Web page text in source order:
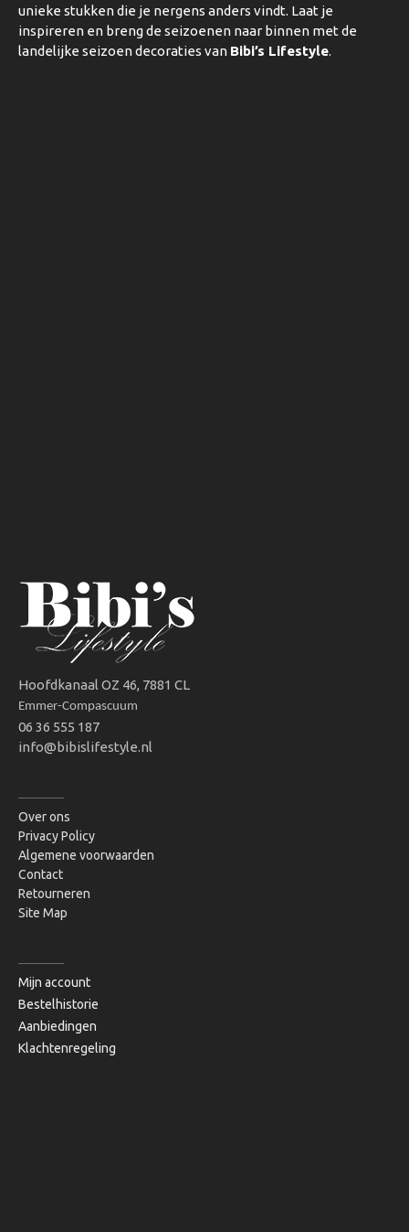
unieke stukken die je nergens anders vindt. Laat je
inspireren en breng de seizoenen naar binnen met de
landelijke seizoen decoraties van Bibi’s Lifestyle.
Hoofdkanaal OZ 46, 7881 CL
Emmer-Compascuum
06 36 555 187
info@bibislifestyle.nl
Over ons
Privacy Policy
Algemene voorwaarden
Contact
Retourneren
Site Map
Mijn account
Bestelhistorie
Aanbiedingen
Klachtenregeling